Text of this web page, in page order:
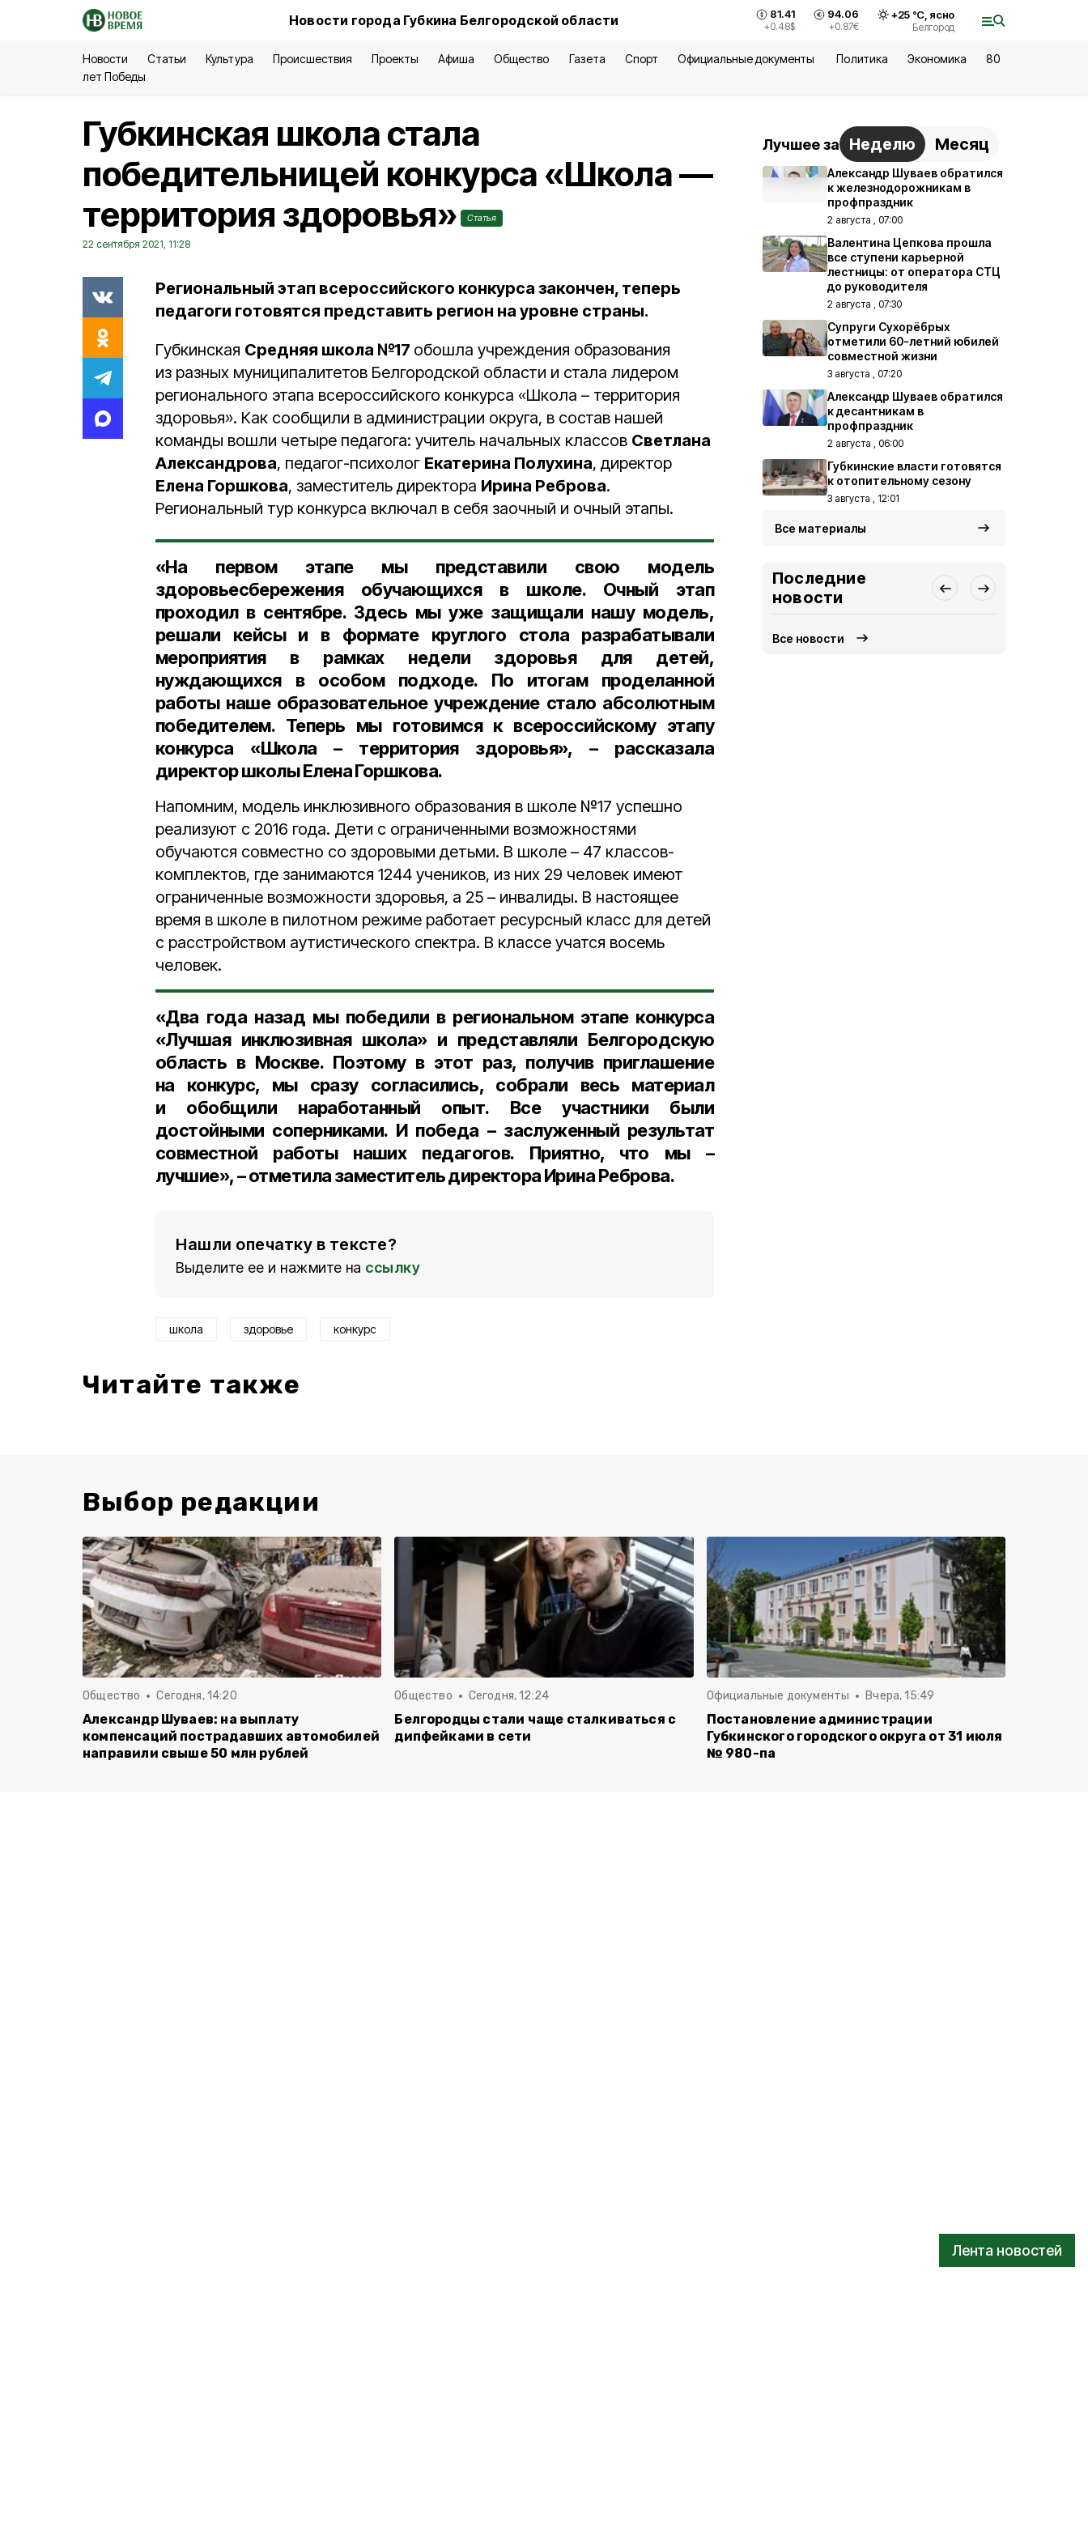
Новости города Губкина Белгородской области 81.41
+0.48$
94.06
+0.87€
+25°С, ясно
Белгород
Новости Статьи Культура Происшествия Проекты Афиша Общество Газета Спорт Официальные документы Политика Экономика
80
лет Победы
Лента новостей
Губкинская школа стала
победительницей конкурса «Школа —
территория здоровья»
Статья
22 сентября 2021, 11:28
Региональный этап всероссийского конкурса закончен, теперь
педагоги готовятся представить регион на уровне страны.
Губкинская Средняя школа №17 обошла учреждения образования
из разных муниципалитетов Белгородской области и стала лидером
регионального этапа всероссийского конкурса «Школа – территория
здоровья». Как сообщили в администрации округа, в состав нашей
команды вошли четыре педагога: учитель начальных классов Светлана
Александрова, педагог-психолог Екатерина Полухина, директор
Елена Горшкова, заместитель директора Ирина Реброва.
Региональный тур конкурса включал в себя заочный и очный этапы.
«На первом этапе мы представили свою модель
здоровьесбережения обучающихся в школе. Очный этап
проходил в сентябре. Здесь мы уже защищали нашу модель,
решали кейсы и в формате круглого стола разрабатывали
мероприятия в рамках недели здоровья для детей,
нуждающихся в особом подходе. По итогам проделанной
работы наше образовательное учреждение стало абсолютным
победителем. Теперь мы готовимся к всероссийскому этапу
конкурса «Школа – территория здоровья», – рассказала
директор школы Елена Горшкова.
Напомним, модель инклюзивного образования в школе №17 успешно
реализуют с 2016 года. Дети с ограниченными возможностями
обучаются совместно со здоровыми детьми. В школе – 47 классов-
комплектов, где занимаются 1244 учеников, из них 29 человек имеют
ограниченные возможности здоровья, а 25 – инвалиды. В настоящее
время в школе в пилотном режиме работает ресурсный класс для детей
с расстройством аутистического спектра. В классе учатся восемь
человек.
«Два года назад мы победили в региональном этапе конкурса
«Лучшая инклюзивная школа» и представляли Белгородскую
область в Москве. Поэтому в этот раз, получив приглашение
на конкурс, мы сразу согласились, собрали весь материал
и обобщили наработанный опыт. Все участники были
достойными соперниками. И победа – заслуженный результат
совместной работы наших педагогов. Приятно, что мы –
лучшие», – отметила заместитель директора Ирина Реброва.
Нашли опечатку в тексте?
Выделите ее и нажмите на ссылку
школа здоровье конкурс
Читайте также
Лучшее за Неделю Месяц
Александр Шуваев обратился
к железнодорожникам в
профпраздник
2 августа , 07:00
Валентина Цепкова прошла
все ступени карьерной
лестницы: от оператора СТЦ
до руководителя
2 августа , 07:30
Супруги Сухорёбрых
отметили 60-летний юбилей
совместной жизни
3 августа , 07:20
Александр Шуваев обратился
к десантникам в
профпраздник
2 августа , 06:00
Губкинские власти готовятся
к отопительному сезону
3 августа , 12:01
Все материалы
Последние
новости
Все новости
Выбор редакции
Общество Сегодня, 14:20
Александр Шуваев: на выплату
компенсаций пострадавших автомобилей
направили свыше 50 млн рублей
Общество Сегодня, 12:24
Белгородцы стали чаще сталкиваться с
дипфейками в сети
Официальные документы Вчера, 15:49
Постановление администрации
Губкинского городского округа от 31 июля
№ 980-па